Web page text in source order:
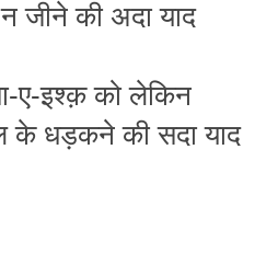
जीने की अदा याद
ए-इश्क़ को लेकिन
के धड़कने की सदा याद